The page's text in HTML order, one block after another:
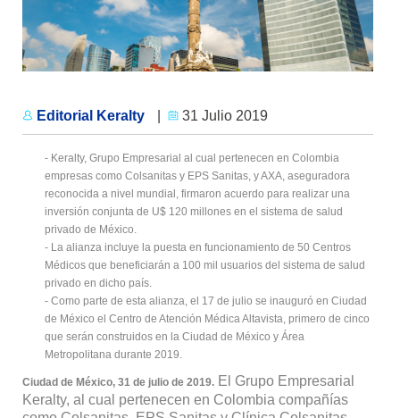
Editorial Keralty 31 Julio 2019
- Keralty, Grupo Empresarial al cual pertenecen en Colombia
empresas como Colsanitas y EPS Sanitas, y AXA, aseguradora
reconocida a nivel mundial, firmaron acuerdo para realizar una
inversión conjunta de U$ 120 millones en el sistema de salud
privado de México.
- La alianza incluye la puesta en funcionamiento de 50 Centros
Médicos que beneficiarán a 100 mil usuarios del sistema de salud
privado en dicho país.
- Como parte de esta alianza, el 17 de julio se inauguró en Ciudad
de México el Centro de Atención Médica Altavista, primero de cinco
que serán construidos en la Ciudad de México y Área
Metropolitana durante 2019.
Ciudad de México, 31 de julio de 2019.El Grupo Empresarial
Keralty, al cual pertenecen en Colombia compañías